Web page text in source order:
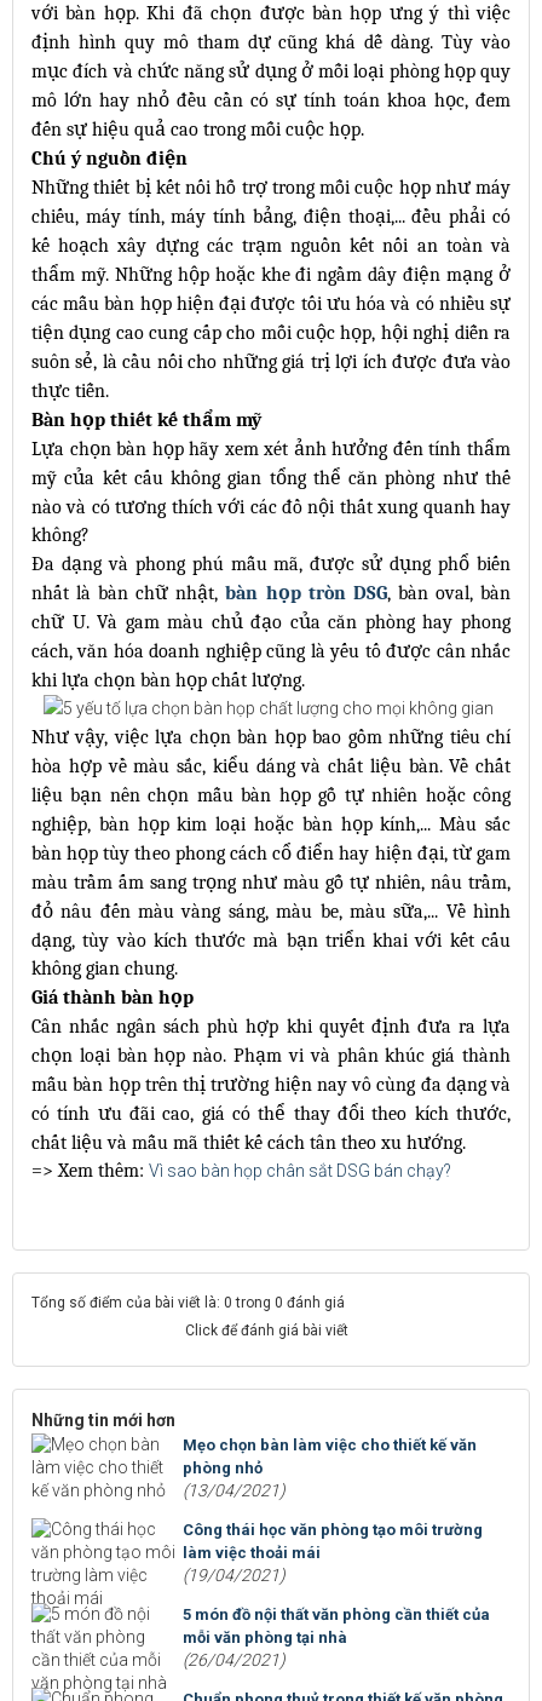
với bàn họp. Khi đã chọn được bàn họp ưng ý thì việc
định hình quy mô tham dự cũng khá dễ dàng. Tùy vào
mục đích và chức năng sử dụng ở mỗi loại phòng họp quy
mô lớn hay nhỏ đều cần có sự tính toán khoa học, đem
đến sự hiệu quả cao trong mỗi cuộc họp.
Chú ý nguồn điện
Những thiết bị kết nối hỗ trợ trong mỗi cuộc họp như máy
chiếu, máy tính, máy tính bảng, điện thoại,... đều phải có
kế hoạch xây dựng các trạm nguồn kết nối an toàn và
thẩm mỹ. Những hộp hoặc khe đi ngầm dây điện mạng ở
các mẫu bàn họp hiện đại được tối ưu hóa và có nhiều sự
tiện dụng cao cung cấp cho mỗi cuộc họp, hội nghị diễn ra
suôn sẻ, là cầu nối cho những giá trị lợi ích được đưa vào
thực tiễn.
Bàn họp thiết kế thẩm mỹ
Lựa chọn bàn họp hãy xem xét ảnh hưởng đến tính thẩm
mỹ của kết cấu không gian tổng thể căn phòng như thế
nào và có tương thích với các đồ nội thất xung quanh hay
không?
Đa dạng và phong phú mẫu mã, được sử dụng phổ biến
nhất là bàn chữ nhật,bàn họp tròn DSG, bàn oval, bàn
chữ U. Và gam màu chủ đạo của căn phòng hay phong
cách, văn hóa doanh nghiệp cũng là yếu tố được cân nhắc
khi lựa chọn bàn họp chất lượng.
Như vậy, việc lựa chọn bàn họp bao gồm những tiêu chí
hòa hợp về màu sắc, kiểu dáng và chất liệu bàn. Về chất
liệu bạn nên chọn mẫu bàn họp gỗ tự nhiên hoặc công
nghiệp, bàn họp kim loại hoặc bàn họp kính,... Màu sắc
bàn họp tùy theo phong cách cổ điển hay hiện đại, từ gam
màu trầm ấm sang trọng như màu gỗ tự nhiên, nâu trầm,
đỏ nâu đến màu vàng sáng, màu be, màu sữa,... Về hình
dạng, tùy vào kích thước mà bạn triển khai với kết cấu
không gian chung.
Giá thành bàn họp
Cân nhắc ngân sách phù hợp khi quyết định đưa ra lựa
chọn loại bàn họp nào. Phạm vi và phân khúc giá thành
mẫu bàn họp trên thị trường hiện nay vô cùng đa dạng và
có tính ưu đãi cao, giá có thể thay đổi theo kích thước,
chất liệu và mẫu mã thiết kế cách tân theo xu hướng.
=> Xem thêm: Vì sao bàn họp chân sắt DSG bán chạy?
Tổng số điểm của bài viết là: 0 trong 0 đánh giá
Click để đánh giá bài viết
Những tin mới hơn
Mẹo chọn bàn làm việc cho thiết kế văn
phòng nhỏ
(13/04/2021)
Công thái học văn phòng tạo môi trường
làm việc thoải mái
(19/04/2021)
5 món đồ nội thất văn phòng cần thiết của
mỗi văn phòng tại nhà
(26/04/2021)